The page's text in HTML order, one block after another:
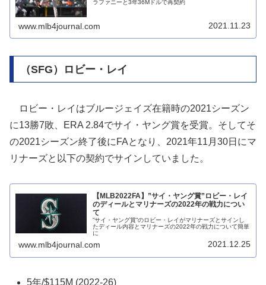
ラファニーと3年36Mドルで再契約
www.mlb4journal.com 2021.11.23
（SFG）ロビー・レイ
ロビー・レイはブルージェイズ在籍時の2021シーズン
に13勝7敗、ERA 2.84でサイ・ヤング賞を受賞。そしてそ
の2021シーズン終了後にFAとなり、2021年11月30日にマ
リナーズと以下の契約でサインしていました。
【MLB2022FA】”サイ・ヤング賞”ロビー・レイ
のディールとマリナーズの2022年の戦力につい
て
”サイ・ヤング賞”のロビー・レイがマリナーズとサインし
たディール内容とマリナーズの2022年の戦力について簡単
に
www.mlb4journal.com 2021.12.25
5年/$115M (2022-26)